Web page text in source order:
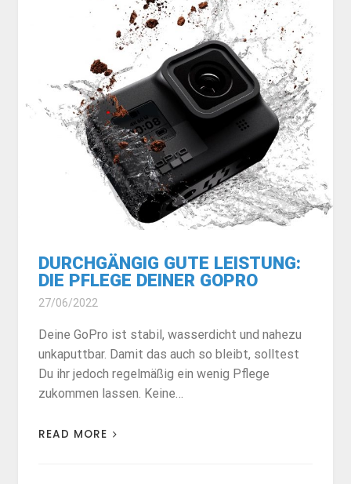
DURCHGÄNGIG GUTE LEISTUNG:
DIE PFLEGE DEINER GOPRO
27/06/2022
Deine GoPro ist stabil, wasserdicht und nahezu
unkaputtbar. Damit das auch so bleibt, solltest
Du ihr jedoch regelmäßig ein wenig Pflege
zukommen lassen. Keine…
READ MORE